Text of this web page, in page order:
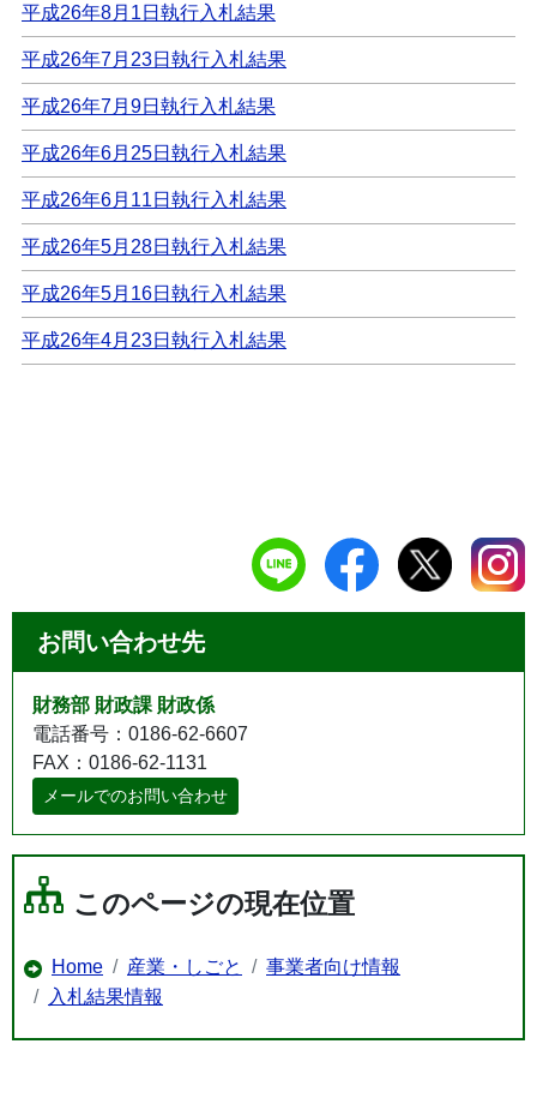
平成26年8月1日執行入札結果
平成26年7月23日執行入札結果
平成26年7月9日執行入札結果
平成26年6月25日執行入札結果
平成26年6月11日執行入札結果
平成26年5月28日執行入札結果
平成26年5月16日執行入札結果
平成26年4月23日執行入札結果
お問い合わせ先
財務部 財政課 財政係
電話番号：0186-62-6607
FAX：0186-62-1131
メールでのお問い合わせ
このページの現在位置
Home 産業・しごと
事業者向け情報
入札結果情報